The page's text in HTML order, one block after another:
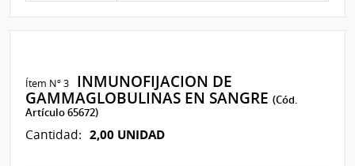
Ítem Nº 3
INMUNOFIJACION DE
GAMMAGLOBULINAS EN SANGRE(Cód.
Artículo 65672)
Cantidad: 2,00 UNIDAD